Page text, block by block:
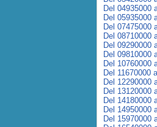
Del 04935000
Del 05935000
Del 07475000
Del 08710000
Del 09290000
Del 09810000
Del 10760000
Del 11670000
Del 12290000
Del 13120000
Del 14180000
Del 14950000
Del 15970000